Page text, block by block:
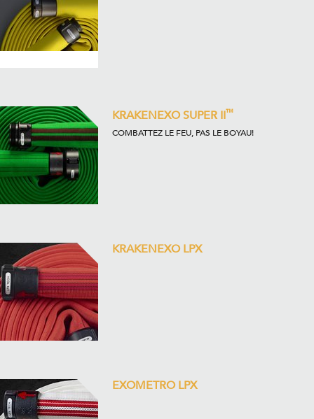
KRAKENEXO SUPER II™
COMBATTEZ LE FEU, PAS LE BOYAU!
KRAKENEXO LPX
EXOMETRO LPX